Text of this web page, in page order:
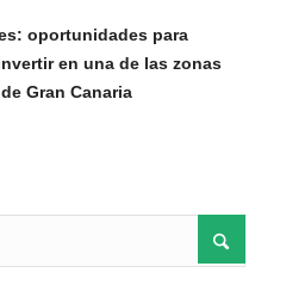
oportunidades para
en una de las zonas
Gran Canaria